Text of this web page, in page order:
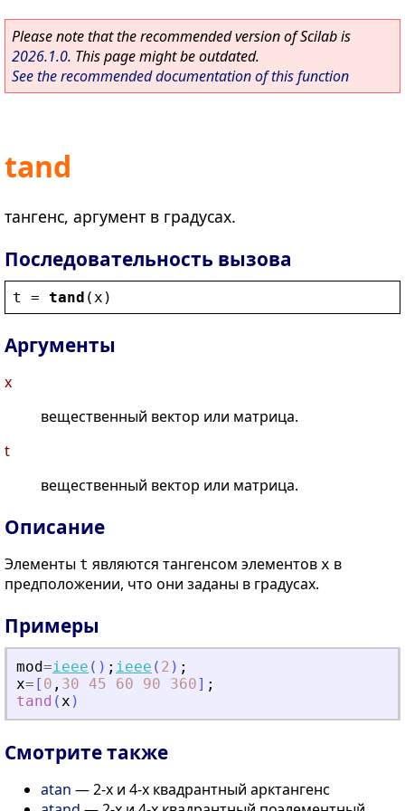
Please note that the recommended version of Scilab is
2026.1.0. This page might be outdated.
See the recommended documentation of this function
tand
тангенс, аргумент в градусах.
Последовательность вызова
t = tand ( x )
Аргументы
x
вещественный вектор или матрица.
t
вещественный вектор или матрица.
Описание
Элементы t являются тангенсом элементов x в
предположении, что они заданы в градусах.
Примеры
mod=ieee ( ) ; ieee ( 2 ) ;
x= [ 0 , 30 45 60 90 360] ;
tand (x )
Смотрите также
atan — 2-х и 4-х квадрантный арктангенс